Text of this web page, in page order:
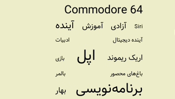
Commodore 64
Siri آزادی آموزش آینده
آینده دیجیتال ادبیات
اریک ریموند اپل
بازی
باغ‌های محصور
بالمر
برنامه‌نویسی بهار